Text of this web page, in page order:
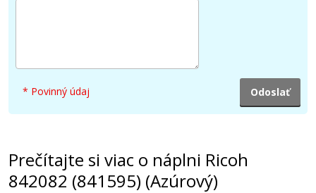
Ricoh 842079 (841618) (čierny)
Originálny toner
* Povinný údaj
Prečítajte si viac o náplni Ricoh
842082 (841595) (Azúrový)